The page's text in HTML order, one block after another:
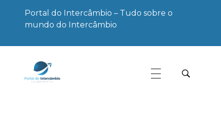
Portal do Intercâmbio – Tudo sobre o
mundo do Intercâmbio